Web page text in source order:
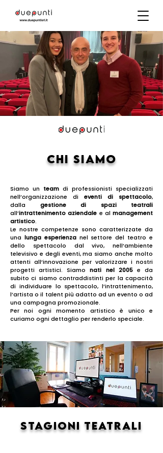
CHI SIAMO
Siamo un team di professionisti specializzati
nell’organizzazione di eventi di spettacolo,
dalla gestione di spazi teatrali
all’intrattenimento aziendale e al management
artistico.
Le nostre competenze sono caratterizzate da
una lunga esperienzanel settore del teatro e
dello spettacolo dal vivo, nell’ambiente
televisivo e degli eventi, ma siamo anche molto
attenti all’innovazione per valorizzare i nostri
progetti artistici. Siamonati nel 2005e da
subito ci siamo contraddistinti per la capacità
di individuare lo spettacolo, l’intrattenimento,
l’artista o il talent più adatto ad un evento o ad
una campagna promozionale.
Per noi ogni momento artistico è unico e
curiamo ogni dettaglio per renderlo speciale.
STAGIONI TEATRALI